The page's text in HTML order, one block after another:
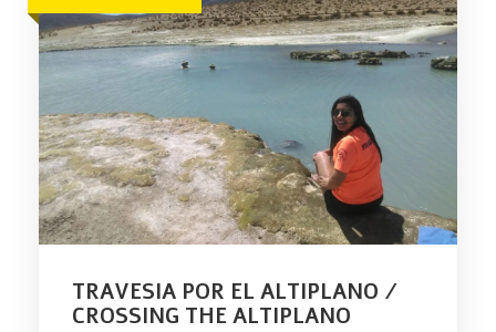
TRAVESIA POR EL ALTIPLANO /
CROSSING THE ALTIPLANO